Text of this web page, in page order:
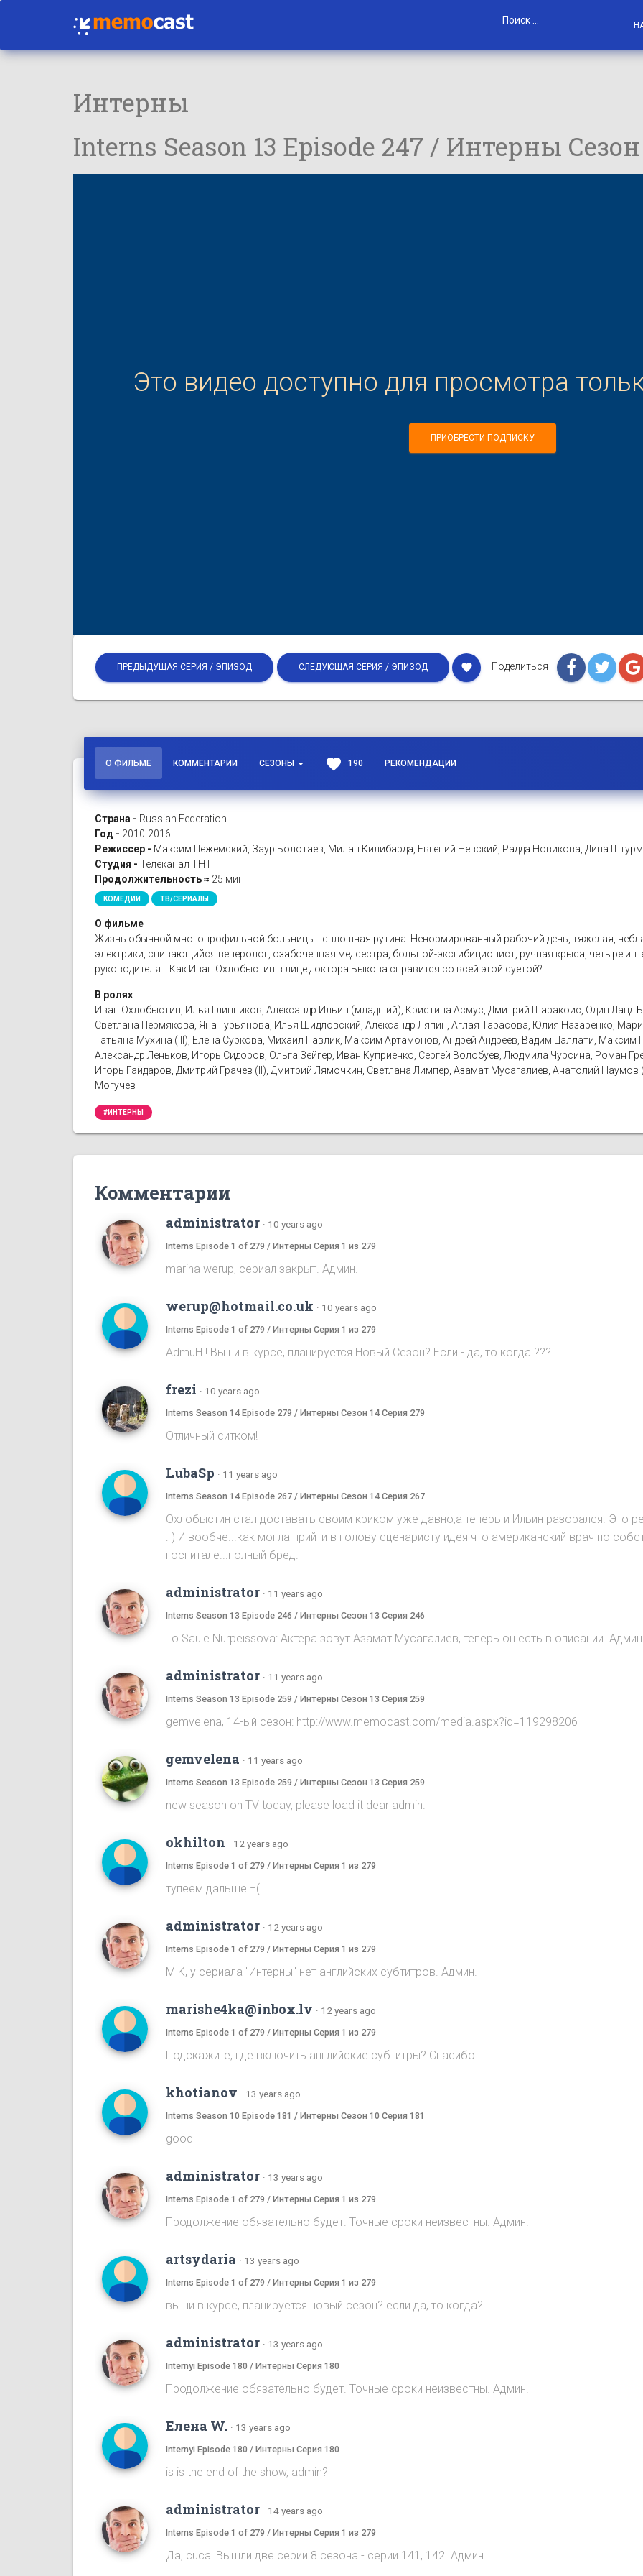
Интерны
Interns Season 13 Episode 247 / Интерны
Это видео доступно для просмотра
ПРИОБРЕСТИ ПОДПИСКУ
ПРЕДЫДУЩАЯ СЕРИЯ / ЭПИЗОД СЛЕДУЮЩАЯ СЕРИЯ / ЭПИЗОД favorite Поделиться
О ФИЛЬМЕ КОММЕНТАРИИ СЕЗОНЫ favorite 190 РЕКОМЕНДАЦИИ
Страна - Russian Federation
Год - 2010-2016
Режиссер - Максим Пежемский, Заур Болотаев, Милан Килибарда, Евгений Невский, Радда Новикова, Дина
Студия - Телеканал ТНТ
Продолжительность ≈ 25 мин
КОМЕДИИ ТВ/СЕРИАЛЫ
О фильме
Жизнь обычной многопрофильной больницы - сплошная рутина. Ненормированный рабочий день, тяжелая,
электрики, спивающийся венеролог, озабоченная медсестра, больной-эксгибиционист, ручная крыса, четыре
руководителя... Как Иван Охлобыстин в лице доктора Быкова справится со всей этой суетой?
В ролях
Иван Охлобыстин, Илья Глинников, Александр Ильин (младший), Кристина Асмус, Дмитрий Шаракоис, Один Ланд
Светлана Пермякова, Яна Гурьянова, Илья Шидловский, Александр Ляпин, Аглая Тарасова, Юлия Назаренко,
Татьяна Мухина (III), Елена Суркова, Михаил Павлик, Максим Артамонов, Андрей Андреев, Вадим Цаллати, Максим
Александр Леньков, Игорь Сидоров, Ольга Зейгер, Иван Куприенко, Сергей Волобуев, Людмила Чурсина, Роман
Игорь Гайдаров, Дмитрий Грачев (II), Дмитрий Лямочкин, Светлана Лимпер, Азамат Мусагалиев, Анатолий
Могучев
#ИНТЕРНЫ
Комментарии
administrator · 10 years ago
Interns Episode 1 of 279 / Интерны Серия 1 из 279
marina werup, сериал закрыт. Админ.
werup@hotmail.co.uk · 10 years ago
Interns Episode 1 of 279 / Интерны Серия 1 из 279
AdmuH ! Bы ни в курсе, планируется Hовый Cезон? Eсли - да, то когда ???
frezi · 10 years ago
Interns Season 14 Episode 279 / Интерны Сезон 14 Серия 279
Отличный ситком!
LubaSp · 11 years ago
Interns Season 14 Episode 267 / Интерны Сезон 14 Серия 267
Охлобыстин стал доставать своим криком уже давно,а теперь и Ильин разорался. Это
:-) И вообче...как могла прийти в голову сценаристу идея что американский врач по
госпитале...полный бред.
administrator · 11 years ago
Interns Season 13 Episode 246 / Интерны Сезон 13 Серия 246
To Saule Nurpeissova: Актера зовут Азамат Мусагалиев, теперь он есть в описании.
administrator · 11 years ago
Interns Season 13 Episode 259 / Интерны Сезон 13 Серия 259
gemvelena, 14-ый сезон: http://www.memocast.com/media.aspx?id=119298206
gemvelena · 11 years ago
Interns Season 13 Episode 259 / Интерны Сезон 13 Серия 259
new season on TV today, please load it dear admin.
okhilton · 12 years ago
Interns Episode 1 of 279 / Интерны Серия 1 из 279
тупеем дальше =(
administrator · 12 years ago
Interns Episode 1 of 279 / Интерны Серия 1 из 279
M K, у сериала "Интерны" нет английских субтитров. Админ.
marishe4ka@inbox.lv · 12 years ago
Interns Episode 1 of 279 / Интерны Серия 1 из 279
Подскажите, где включить английские субтитры? Спасибо
khotianov · 13 years ago
Interns Season 10 Episode 181 / Интерны Сезон 10 Серия 181
good
administrator · 13 years ago
Interns Episode 1 of 279 / Интерны Серия 1 из 279
Продолжение обязательно будет. Точные сроки неизвестны. Админ.
artsydaria · 13 years ago
Interns Episode 1 of 279 / Интерны Серия 1 из 279
вы ни в курсе, планируется новый сезон? если да, то когда?
administrator · 13 years ago
Internyi Episode 180 / Интерны Серия 180
Продолжение обязательно будет. Точные сроки неизвестны. Админ.
Елена W. · 13 years ago
Internyi Episode 180 / Интерны Серия 180
is is the end of the show, admin?
administrator · 14 years ago
Interns Episode 1 of 279 / Интерны Серия 1 из 279
Да, cuca! Вышли две серии 8 сезона - серии 141, 142. Админ.